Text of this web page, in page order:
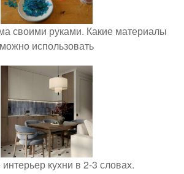
своими руками. Какие материалы
можно использовать
кухни в 2-3 словах.